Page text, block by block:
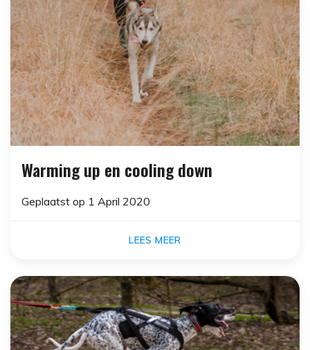
Warming up en cooling down
Geplaatst op 1 April 2020
LEES MEER